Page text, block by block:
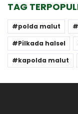
TAG
polda malut
Pilkada halsel
kapolda malut